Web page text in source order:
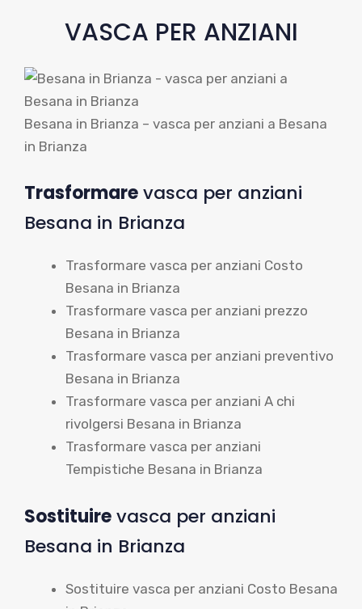
VASCA PER ANZIANI
Besana in Brianza – vasca per anziani a Besana
in Brianza
Trasformarevasca per anziani
Besana in Brianza
Trasformare vasca per anziani Costo
Besana in Brianza
Trasformare vasca per anziani prezzo
Besana in Brianza
Trasformare vasca per anziani preventivo
Besana in Brianza
Trasformare vasca per anziani A chi
rivolgersi Besana in Brianza
Trasformare vasca per anziani
Tempistiche Besana in Brianza
Sostituirevasca per anziani
Besana in Brianza
Sostituire vasca per anziani Costo Besana